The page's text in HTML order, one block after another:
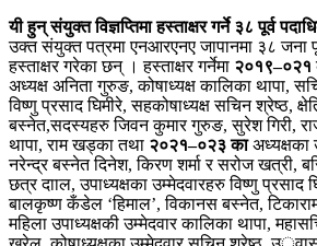
यी हुन् संयुक्त विज्ञप्तिमा हस्ताक्षर गर्ने ३८ पूर्व
उक्त संयुक्त पत्रमा एनआरएनए जापानमा ३८ जना
हस्ताक्षर गरेका छन् । हस्ताक्षर गर्नेमा २०१९–०२१
अध्यक्ष अनिता गुरुङ, कोषाध्यक्ष कालिका थापा,
विष्णु प्रसाद घिमीरे, सहकोषाध्यक्ष सचिन श्रेष्ठ,
बस्नेत,सदस्यहरु जिवन कुमार गुरुङ, सुरेश गिरी,
थापा, राम खड्का तथा २०२१–०२३ काअध्यक्षका
नरेन्द्र बस्नेत दिनेश, किरण शर्मा र सरोज खत्री,
छत्र दााल, उपाध्यक्षका उम्मेदवारहरु विष्णु प्रसाद
बालकृष्ण कँडेल ‘हिमाल’, विकानस बस्नेत,
महिला उपाध्यक्षकी उम्मेदवार कालिका थापा,